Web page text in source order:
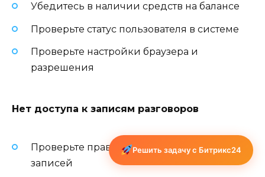
Убедитесь в наличии средств на балансе
Проверьте статус пользователя в системе
Проверьте настройки браузера и
разрешения
Нет доступа к записям разговоров
Проверьте права на прослушивание
записей
Решить задачу с Битрикс24